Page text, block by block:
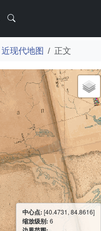
近现代地图 正文
中心点: [40.4731, 84.8616]
缩放级别: 6